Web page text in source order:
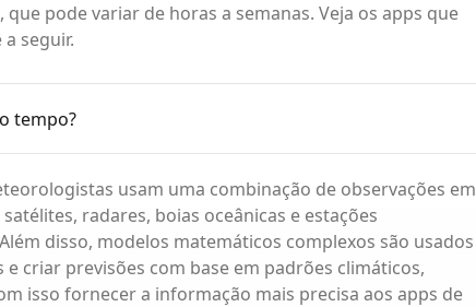
pode variar de horas a semanas. Veja os apps que
seguir.
tempo?
usam uma combinação de observações em
radares, boias oceânicas e estações
disso, modelos matemáticos complexos são usados
e criar previsões com base em padrões climáticos,
isso fornecer a informação mais precisa aos apps de